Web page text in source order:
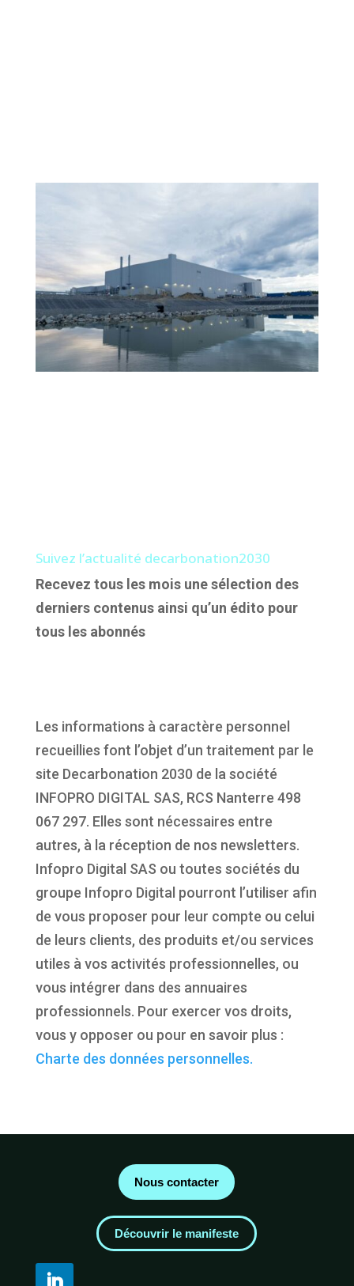
Suivez l’actualité decarbonation2030
Recevez tous les mois une sélection des
derniers contenus ainsi qu’un édito pour
tous les abonnés
Les informations à caractère personnel
recueillies font l’objet d’un traitement par le
site Decarbonation 2030 de la société
INFOPRO DIGITAL SAS, RCS Nanterre 498
067 297. Elles sont nécessaires entre
autres, à la réception de nos newsletters.
Infopro Digital SAS ou toutes sociétés du
groupe Infopro Digital pourront l’utiliser afin
de vous proposer pour leur compte ou celui
de leurs clients, des produits et/ou services
utiles à vos activités professionnelles, ou
vous intégrer dans des annuaires
professionnels. Pour exercer vos droits,
vous y opposer ou pour en savoir plus :
Charte des données personnelles.
Nous contacter
Découvrir le manifeste